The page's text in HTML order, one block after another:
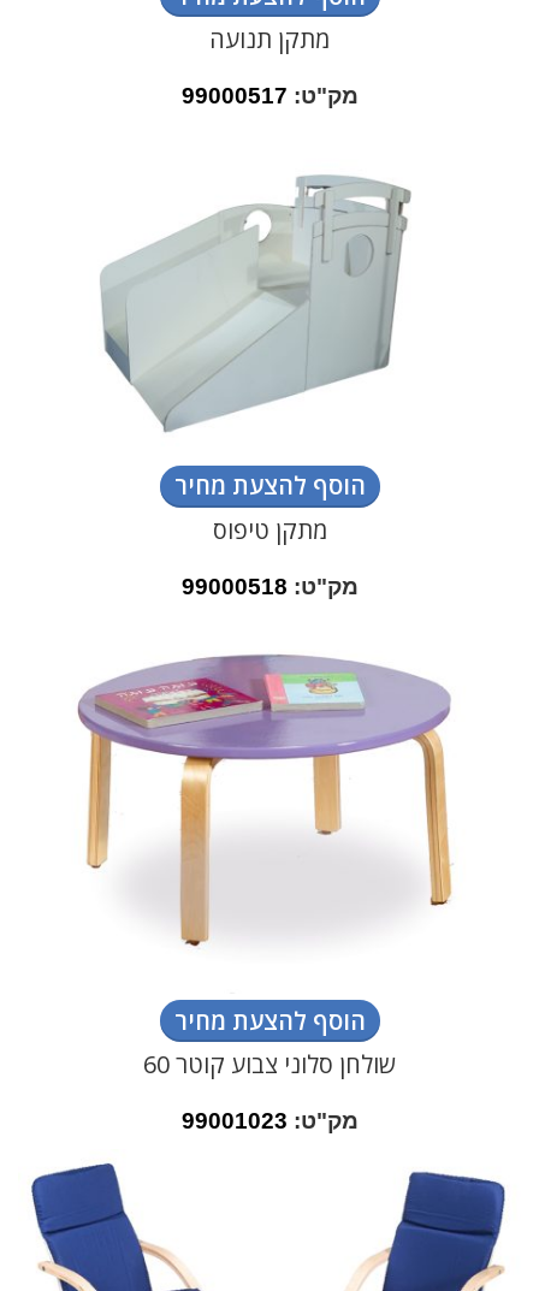
מתקן תנועה
מק"ט: 99000517
הוסף להצעת מחיר
מתקן טיפוס
מק"ט: 99000518
הוסף להצעת מחיר
שולחן סלוני צבוע קוטר 60
מק"ט: 99001023